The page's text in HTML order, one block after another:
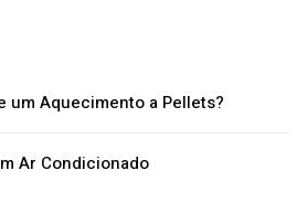
um Aquecimento a Pellets?